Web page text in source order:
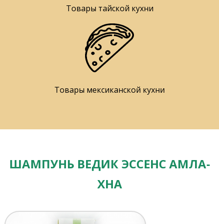
Товары тайской кухни
Товары мексиканской кухни
ШАМПУНЬ ВЕДИК ЭССЕНС АМЛА-
ХНА